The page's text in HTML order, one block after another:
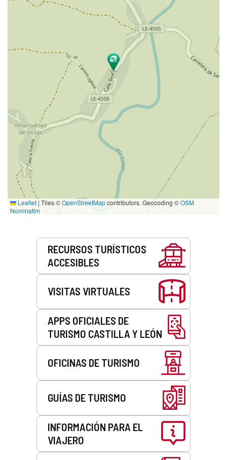
Leaflet|Tiles ©OpenStreetMapcontributors. Geocoding ©OSM
Nominatim
RECURSOS TURÍSTICOS
ACCESIBLES
VISITAS VIRTUALES
APPS OFICIALES DE
TURISMO CASTILLA Y LEÓN
OFICINAS DE TURISMO
GUÍAS DE TURISMO
INFORMACIÓN PARA EL
VIAJERO